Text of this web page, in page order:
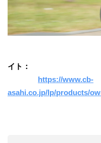
PRECISION
イト：
https://www.cb-
asahi.co.jp/lp/products/